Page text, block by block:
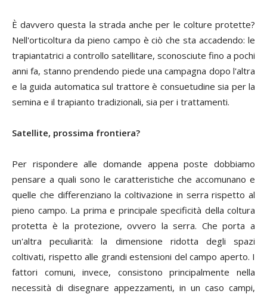
È davvero questa la strada anche per le colture protette?
Nell'orticoltura da pieno campo è ciò che sta accadendo: le
trapiantatrici a controllo satellitare, sconosciute fino a pochi
anni fa, stanno prendendo piede una campagna dopo l'altra
e la guida automatica sul trattore è consuetudine sia per la
semina e il trapianto tradizionali, sia per i trattamenti.
Satellite, prossima frontiera?
Per rispondere alle domande appena poste dobbiamo
pensare a quali sono le caratteristiche che accomunano e
quelle che differenziano la coltivazione in serra rispetto al
pieno campo. La prima e principale specificità della coltura
protetta è la protezione, ovvero la serra. Che porta a
un'altra peculiarità: la dimensione ridotta degli spazi
coltivati, rispetto alle grandi estensioni del campo aperto. I
fattori comuni, invece, consistono principalmente nella
necessità di disegnare appezzamenti, in un caso campi,